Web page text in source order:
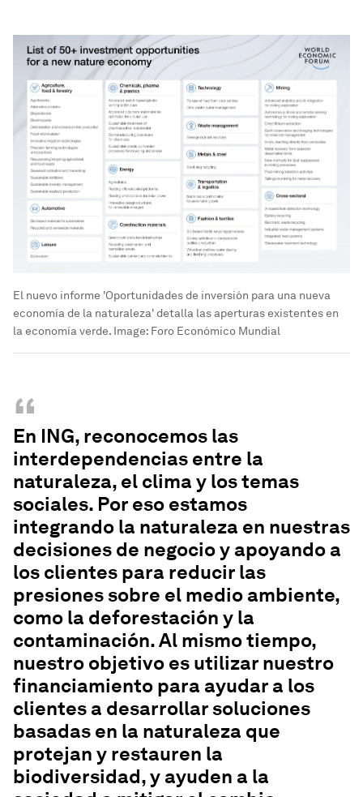
El nuevo informe 'Oportunidades de inversión para una nueva
economía de la naturaleza' detalla las aperturas existentes en
la economía verde. Image: Foro Económico Mundial
“
En ING, reconocemos las
interdependencias entre la
naturaleza, el clima y los temas
sociales. Por eso estamos
integrando la naturaleza en nuestras
decisiones de negocio y apoyando a
los clientes para reducir las
presiones sobre el medio ambiente,
como la deforestación y la
contaminación. Al mismo tiempo,
nuestro objetivo es utilizar nuestro
financiamiento para ayudar a los
clientes a desarrollar soluciones
basadas en la naturaleza que
protejan y restauren la
biodiversidad, y ayuden a la